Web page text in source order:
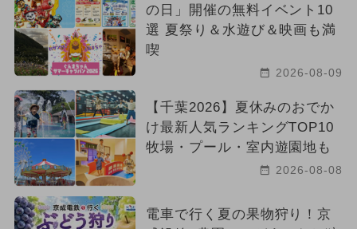
の日」開催の無料イベント10
選 夏祭り＆水遊び＆映画も満
喫
2026-08-09
【千葉2026】夏休みのおでか
け最新人気ランキングTOP10
牧場・プール・室内遊園地も
2026-08-08
電車で行く夏の果物狩り！京